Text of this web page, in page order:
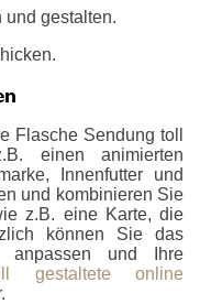
und gestalten.
Flasche Sendung toll
einen animierten
Innenfutter und
und kombinieren Sie
z.B. eine Karte, die
können Sie das
anpassen und Ihre
gestaltete online